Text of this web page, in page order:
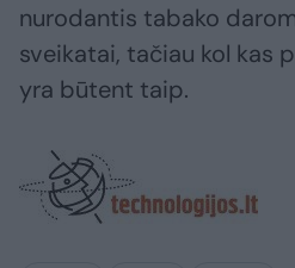
nurodantis tabako
sveikatai, tačiau kol kas
yra būtent taip.